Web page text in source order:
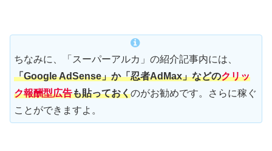
ちなみに、「スーパーアルカ」の紹介記事内には、
「Google AdSense」か「忍者AdMax」などのクリッ
ク報酬型広告も貼っておくのがお勧めです。さらに稼ぐ
ことができますよ。